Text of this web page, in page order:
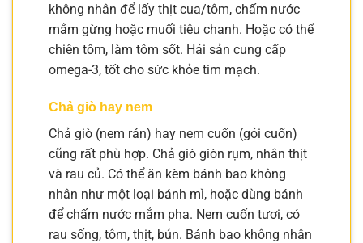
không nhân để lấy thịt cua/tôm, chấm nước
mắm gừng hoặc muối tiêu chanh. Hoặc có thể
chiên tôm, làm tôm sốt. Hải sản cung cấp
omega-3, tốt cho sức khỏe tim mạch.
Chả giò hay nem
Chả giò (nem rán) hay nem cuốn (gỏi cuốn)
cũng rất phù hợp. Chả giò giòn rụm, nhân thịt
và rau củ. Có thể ăn kèm bánh bao không
nhân như một loại bánh mì, hoặc dùng bánh
để chấm nước mắm pha. Nem cuốn tươi, có
rau sống, tôm, thịt, bún. Bánh bao không nhân